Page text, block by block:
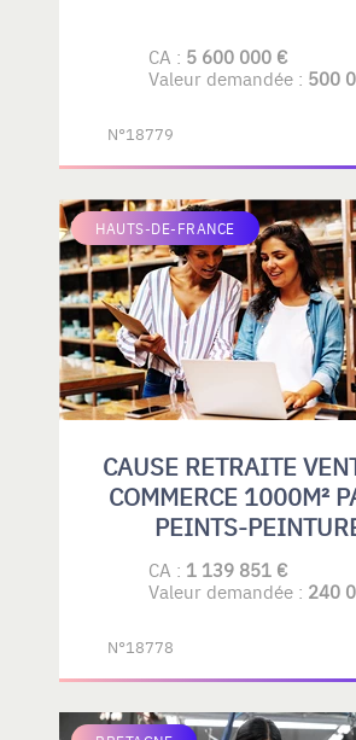
CA : 5 600 000 €
Valeur demandée : 500
N°18779
HAUTS-DE-FRANCE
CAUSE RETRAITE
COMMERCE 1000M²
PEINTS-
REVETEMENTS DE
SOUPLES-PARQUETS-
CA : 1 139 851 €
Valeur demandée : 240
N°18778